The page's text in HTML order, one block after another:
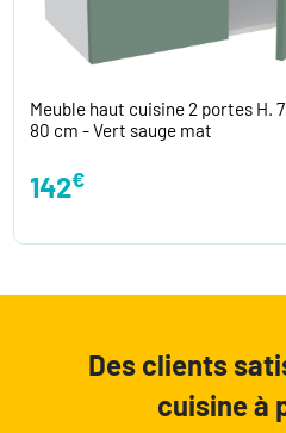
Meuble haut cuisine 2 portes H.
80 cm - Vert sauge mat
142€
Des clients
cuisine à